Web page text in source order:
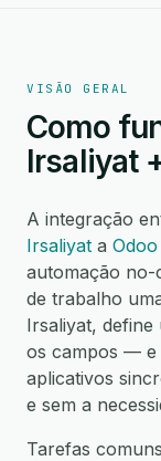
VISÃO GERAL
Como
Irsaliyat
A integração
Irsaliyat a
automação no-
de trabalho
Irsaliyat, define
os campos — e
aplicativos
e sem a
Tarefas